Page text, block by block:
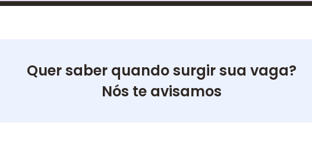
Quer saber quando surgir sua vaga?
Nós te avisamos